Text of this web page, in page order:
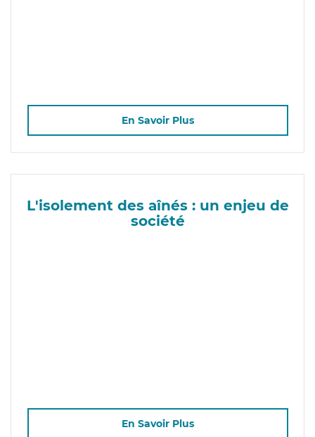
En Savoir Plus
L'isolement des aînés : un enjeu de
société
En Savoir Plus